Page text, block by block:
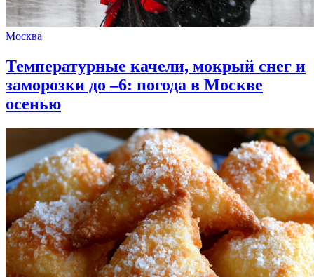
Москва
Температурные качели, мокрый снег и
заморозки до –6: погода в Москве
осенью